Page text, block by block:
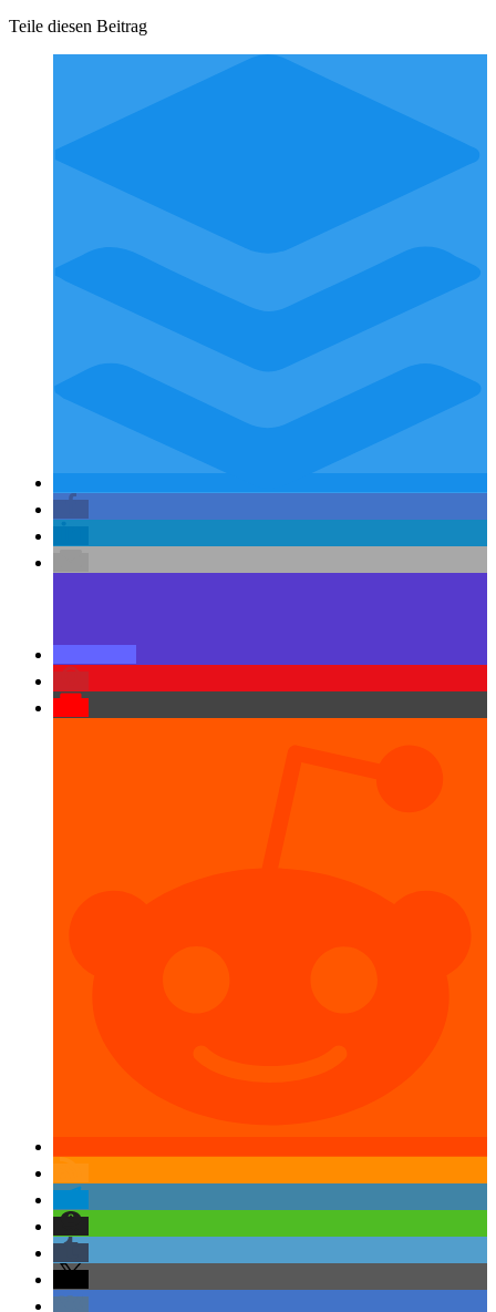
Teile diesen Beitrag